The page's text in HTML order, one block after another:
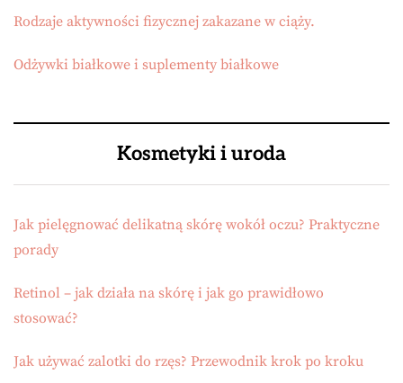
Rodzaje aktywności fizycznej zakazane w ciąży.
Odżywki białkowe i suplementy białkowe
Kosmetyki i uroda
Jak pielęgnować delikatną skórę wokół oczu? Praktyczne
porady
Retinol – jak działa na skórę i jak go prawidłowo
stosować?
Jak używać zalotki do rzęs? Przewodnik krok po kroku